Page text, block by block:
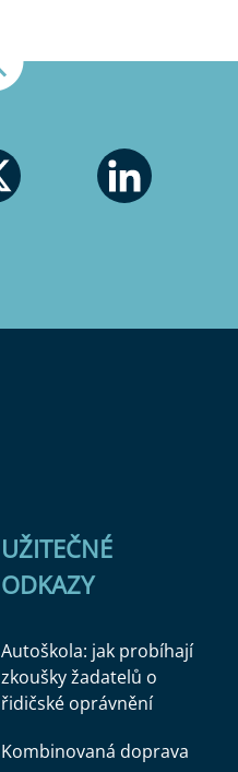
UŽITEČNÉ
ODKAZY
Autoškola: jak probíhají
zkoušky žadatelů o
řidičské oprávnění
Kombinovaná doprava